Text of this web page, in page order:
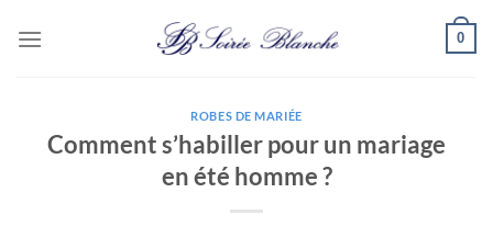
0
ROBES DE MARIÉE
Comment s’habiller pour un mariage
en été homme ?